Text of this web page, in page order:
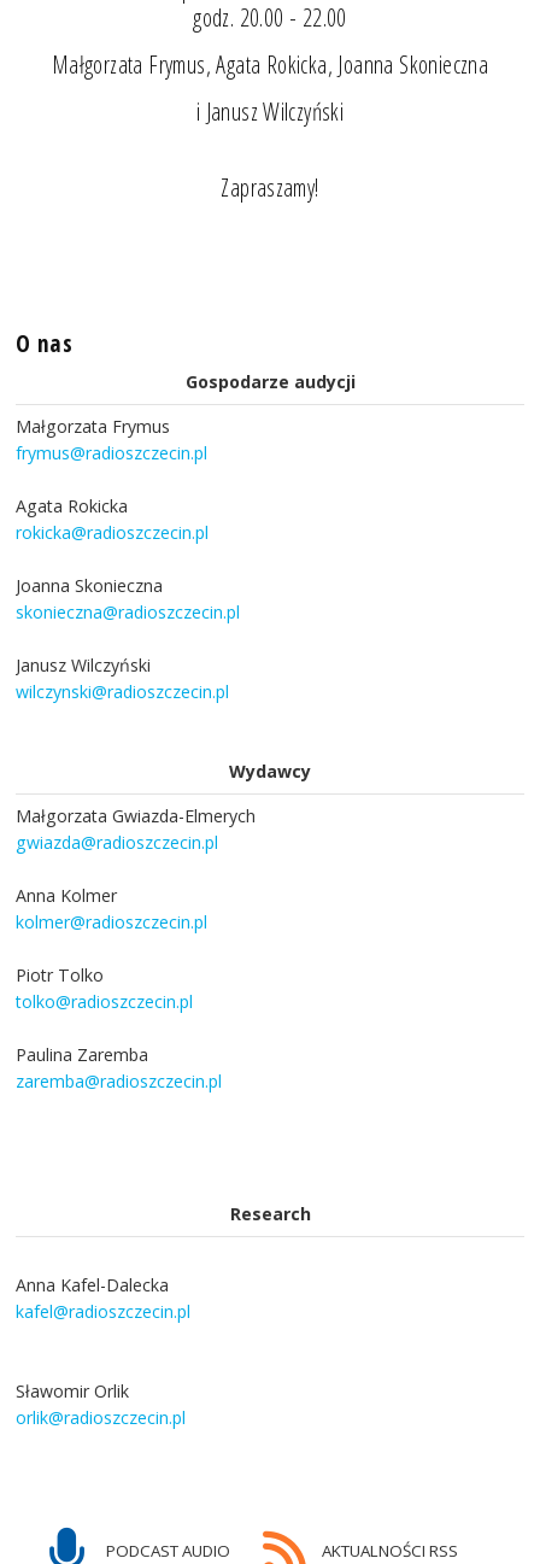
godz. 20.00 - 22.00
Małgorzata Frymus, Agata Rokicka, Joanna Skonieczna
i Janusz Wilczyński
Zapraszamy!
O nas
Gospodarze audycji
Małgorzata Frymus
frymus@radioszczecin.pl
Agata Rokicka
rokicka@radioszczecin.pl
Joanna Skonieczna
skonieczna@radioszczecin.pl
Janusz Wilczyński
wilczynski@radioszczecin.pl
Wydawcy
Małgorzata Gwiazda-Elmerych
gwiazda@radioszczecin.pl
Anna Kolmer
kolmer@radioszczecin.pl
Piotr Tolko
tolko@radioszczecin.pl
Paulina Zaremba
zaremba@radioszczecin.pl
Research
Anna Kafel-Dalecka
kafel@radioszczecin.pl
Sławomir Orlik
orlik@radioszczecin.pl
PODCAST AUDIO AKTUALNOŚCI RSS